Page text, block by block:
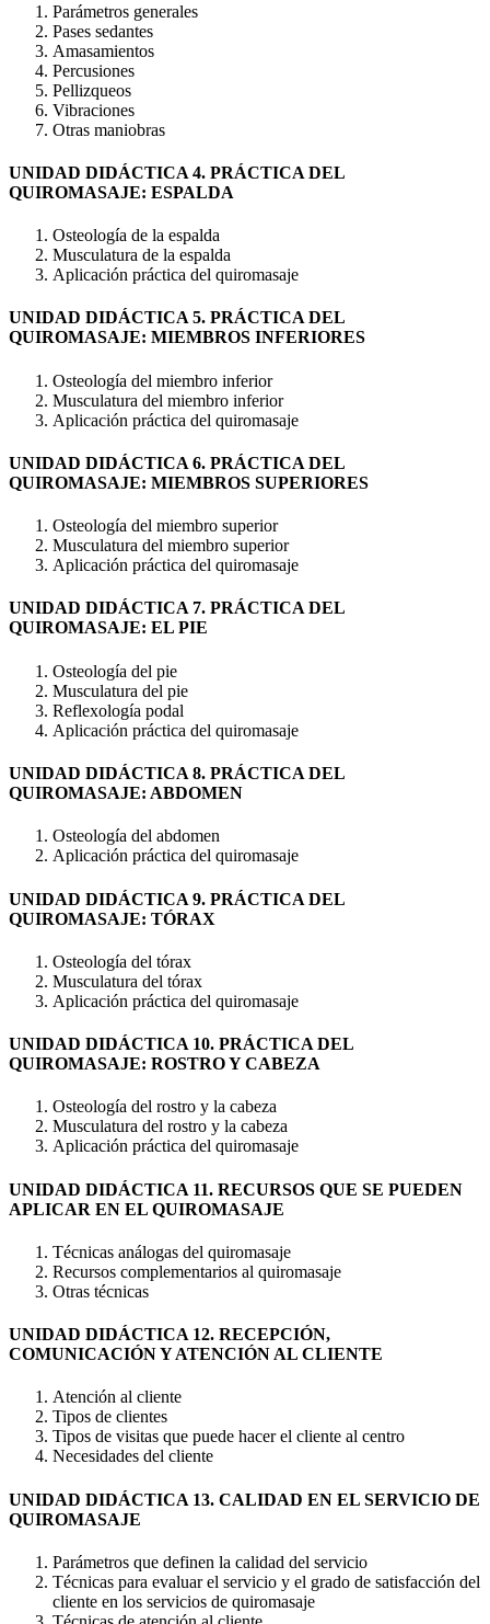
Parámetros generales
Pases sedantes
Amasamientos
Percusiones
Pellizqueos
Vibraciones
Otras maniobras
UNIDAD DIDÁCTICA 4. PRÁCTICA DEL
QUIROMASAJE: ESPALDA
Osteología de la espalda
Musculatura de la espalda
Aplicación práctica del quiromasaje
UNIDAD DIDÁCTICA 5. PRÁCTICA DEL
QUIROMASAJE: MIEMBROS INFERIORES
Osteología del miembro inferior
Musculatura del miembro inferior
Aplicación práctica del quiromasaje
UNIDAD DIDÁCTICA 6. PRÁCTICA DEL
QUIROMASAJE: MIEMBROS SUPERIORES
Osteología del miembro superior
Musculatura del miembro superior
Aplicación práctica del quiromasaje
UNIDAD DIDÁCTICA 7. PRÁCTICA DEL
QUIROMASAJE: EL PIE
Osteología del pie
Musculatura del pie
Reflexología podal
Aplicación práctica del quiromasaje
UNIDAD DIDÁCTICA 8. PRÁCTICA DEL
QUIROMASAJE: ABDOMEN
Osteología del abdomen
Aplicación práctica del quiromasaje
UNIDAD DIDÁCTICA 9. PRÁCTICA DEL
QUIROMASAJE: TÓRAX
Osteología del tórax
Musculatura del tórax
Aplicación práctica del quiromasaje
UNIDAD DIDÁCTICA 10. PRÁCTICA DEL
QUIROMASAJE: ROSTRO Y CABEZA
Osteología del rostro y la cabeza
Musculatura del rostro y la cabeza
Aplicación práctica del quiromasaje
UNIDAD DIDÁCTICA 11. RECURSOS QUE SE PUEDEN
APLICAR EN EL QUIROMASAJE
Técnicas análogas del quiromasaje
Recursos complementarios al quiromasaje
Otras técnicas
UNIDAD DIDÁCTICA 12. RECEPCIÓN,
COMUNICACIÓN Y ATENCIÓN AL CLIENTE
Atención al cliente
Tipos de clientes
Tipos de visitas que puede hacer el cliente al centro
Necesidades del cliente
UNIDAD DIDÁCTICA 13. CALIDAD EN EL SERVICIO DE
QUIROMASAJE
Parámetros que definen la calidad del servicio
Técnicas para evaluar el servicio y el grado de satisfacción del
cliente en los servicios de quiromasaje